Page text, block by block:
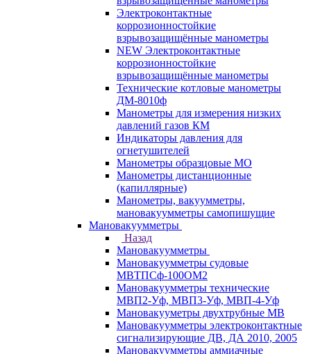
Электроконтактные
коррозионностойкие
взрывозащищённые манометры
NEW Электроконтактные
коррозионностойкие
взрывозащищённые манометры
Технические котловые манометры
ДМ-8010ф
Манометры для измерения низких
давлений газов КМ
Индикаторы давления для
огнетушителей
Манометры образцовые МО
Манометры дистанционные
(капиллярные)
Манометры, вакуумметры,
мановакуумметры самопишущие
Мановакуумметры
Назад
Мановакуумметры
Мановакуумметры судовые
МВТПСф-100ОМ2
Мановакуумметры технические
МВП2-Уф, МВП3-Уф, МВП-4-Уф
Мановакууметры двухтрубные МВ
Мановакуумметры электроконтактные
сигнализирующие ДВ, ДА 2010, 2005
Мановакуумметры аммиачные